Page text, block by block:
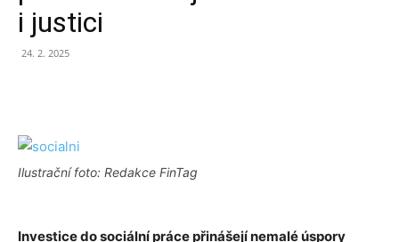
i justici
24. 2. 2025
Ilustrační foto: Redakce FinTag
Investice do sociální práce přinášejí nemalé úspory